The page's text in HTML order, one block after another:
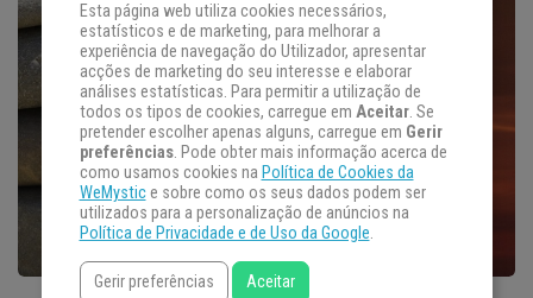
Esta página web utiliza cookies necessários,
estatísticos e de marketing, para melhorar a
experiência de navegação do Utilizador, apresentar
acções de marketing do seu interesse e elaborar
análises estatísticas. Para permitir a utilização de
todos os tipos de cookies, carregue em Aceitar. Se
pretender escolher apenas alguns, carregue em Gerir
preferências. Pode obter mais informação acerca de
como usamos cookies na Política de Cookies da
WeMystice sobre como os seus dados podem ser
utilizados para a personalização de anúncios na
Política de Privacidade e de Uso da Google.
Gerir preferências Aceitar